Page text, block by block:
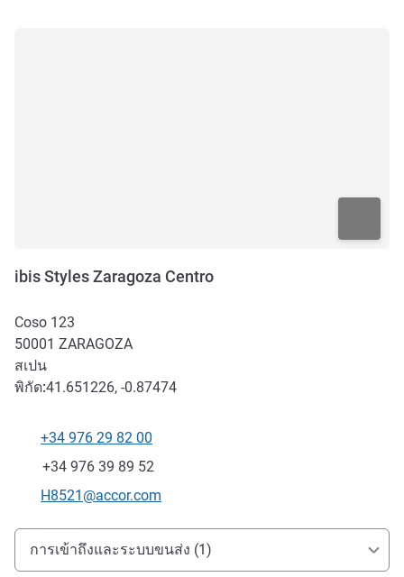
ibis Styles Zaragoza Centro
Coso 123
50001 ZARAGOZA
สเปน
พิกัด:41.651226, -0.87474
โทรศัพท์
+34 976 29 82 00
แฟกซ์
+34 976 39 89 52
อีเมลติดต่อ
H8521@accor.com
การเข้าถึงและการเดินทาง
การเข้าถึงและระบบขนส่ง (1)